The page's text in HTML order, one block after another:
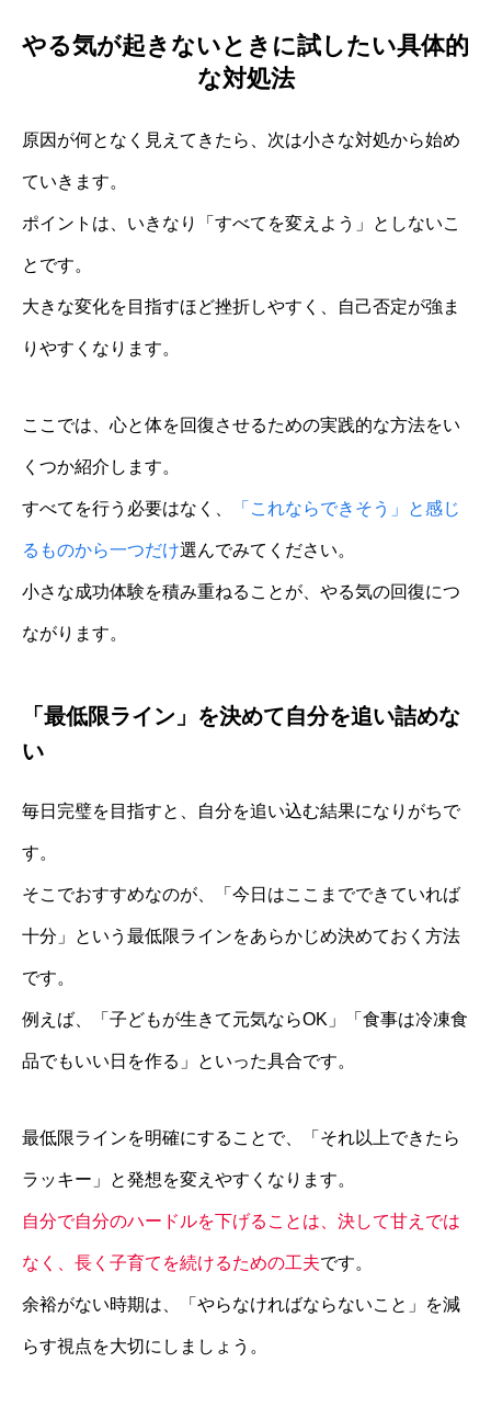
やる気が起きないときに試したい具体的
な対処法
原因が何となく見えてきたら、次は小さな対処から始め
ていきます。
ポイントは、いきなり「すべてを変えよう」としないこ
とです。
大きな変化を目指すほど挫折しやすく、自己否定が強ま
りやすくなります。
ここでは、心と体を回復させるための実践的な方法をい
くつか紹介します。
すべてを行う必要はなく、 「これならできそう」と感じ
るものから一つだけ選んでみてください。
小さな成功体験を積み重ねることが、やる気の回復につ
ながります。
「最低限ライン」を決めて自分を追い詰めな
い
毎日完璧を目指すと、自分を追い込む結果になりがちで
す。
そこでおすすめなのが、「今日はここまでできていれば
十分」という最低限ラインをあらかじめ決めておく方法
です。
例えば、「子どもが生きて元気ならOK」「食事は冷凍食
品でもいい日を作る」といった具合です。
最低限ラインを明確にすることで、「それ以上できたら
ラッキー」と発想を変えやすくなります。
自分で自分のハードルを下げることは、決して甘えでは
なく、長く子育てを続けるための工夫です。
余裕がない時期は、「やらなければならないこと」を減
らす視点を大切にしましょう。